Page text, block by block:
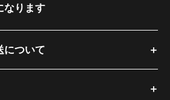
なります
について